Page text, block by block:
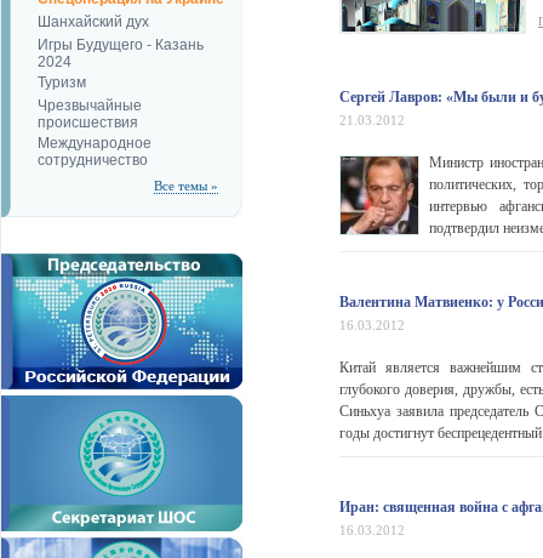
Шанхайский дух
Игры Будущего - Казань
2024
Туризм
Чрезвычайные
происшествия
Международное
сотрудничество
Все темы »
Сергей Лавров: «Мы были и
21.03.2012
Министр
политических,
интервью
подтвердил
Валентина Матвиенко: у
16.03.2012
Китай является важнейшим
глубокого доверия, дружбы,
Синьхуа заявила
годы достигнут
Иран: священная война с
16.03.2012